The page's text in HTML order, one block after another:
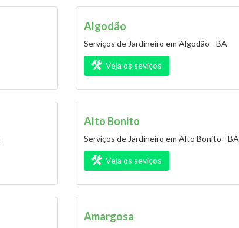
Algodão
Serviços de Jardineiro em Algodão - BA
Veja os seviços
Alto Bonito
Serviços de Jardineiro em Alto Bonito - BA
Veja os seviços
Amargosa